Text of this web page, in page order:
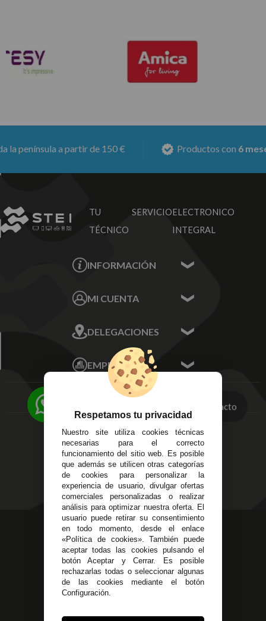
a partir de 150 € Productos con6 meses de
TU SERVICIO
TÉCNICO
ELECTRONICO
INTEGRAL
INFORMACIÓN
Sobre nosotros
MI CUENTA
Mis Direcciones
Mis Pedidos
Mis favoritos
FAQ's
DELEGACIONES
Écija - Sevilla
Av. Plaza de Toros.
Local 3
Córdoba
14
Alzira - Valencia
C/ Esplugues, 135
EMPRESA
Aviso Legal
Devoluciones
Política de Privacidad
Pago Seguro
Terminos y
Condiciones Generales
Políticas de Cookies
623 23 31 98
Atendemos Whatsapp
955 44 45 43/955 44 45 44
info@steielectronica.com
Avenida Plaza de Toros,
Contacto
Respetamos tu privacidad
Nuestro site utiliza cookies técnicas
necesarias para el correcto
funcionamiento del sitio web. Es posible
que además se utilicen otras categorías
de cookies para personalizar la
experiencia de usuario, divulgar ofertas
comerciales personalizadas o realizar
análisis para optimizar nuestra oferta. El
usuario puede retirar su consentimiento
en todo momento, desde el enlace
«Política de cookies». También puede
aceptar todas las cookies pulsando el
botón Aceptar y Cerrar. Es posible
rechazarlas todas o seleccionar algunas
de las cookies mediante el botón
Configuración.